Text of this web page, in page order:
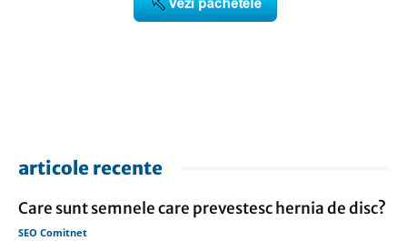
articole recente
Care sunt semnele care prevestesc hernia de disc?
SEO Comitnet